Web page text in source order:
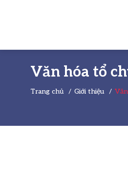
Văn hóa tổ
Trang chủ Giới thiệu